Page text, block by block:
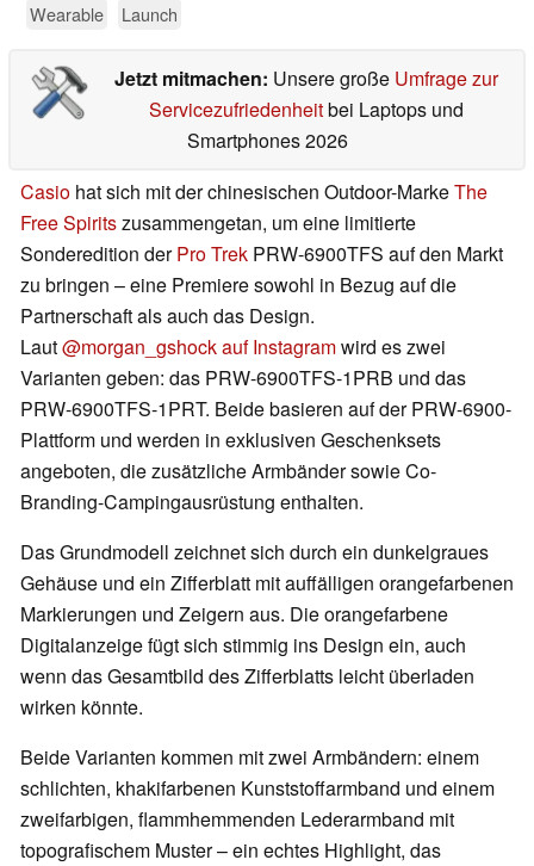
Wearable Launch
Jetzt mitmachen: Unsere große Umfrage zur
Servicezufriedenheitbei Laptops und
Smartphones 2026
Casio hat sich mit der chinesischen Outdoor-MarkeThe
Free Spiritszusammengetan, um eine limitierte
Sonderedition derPro Trek PRW-6900TFS auf den Markt
zu bringen – eine Premiere sowohl in Bezug auf die
Partnerschaft als auch das Design.
Laut@morgan_gshock auf Instagramwird es zwei
Varianten geben: das PRW-6900TFS-1PRB und das
PRW-6900TFS-1PRT. Beide basieren auf der PRW-6900-
Plattform und werden in exklusiven Geschenksets
angeboten, die zusätzliche Armbänder sowie Co-
Branding-Campingausrüstung enthalten.
Das Grundmodell zeichnet sich durch ein dunkelgraues
Gehäuse und ein Zifferblatt mit auffälligen orangefarbenen
Markierungen und Zeigern aus. Die orangefarbene
Digitalanzeige fügt sich stimmig ins Design ein, auch
wenn das Gesamtbild des Zifferblatts leicht überladen
wirken könnte.
Beide Varianten kommen mit zwei Armbändern: einem
schlichten, khakifarbenen Kunststoffarmband und einem
zweifarbigen, flammhemmenden Lederarmband mit
topografischem Muster – ein echtes Highlight, das